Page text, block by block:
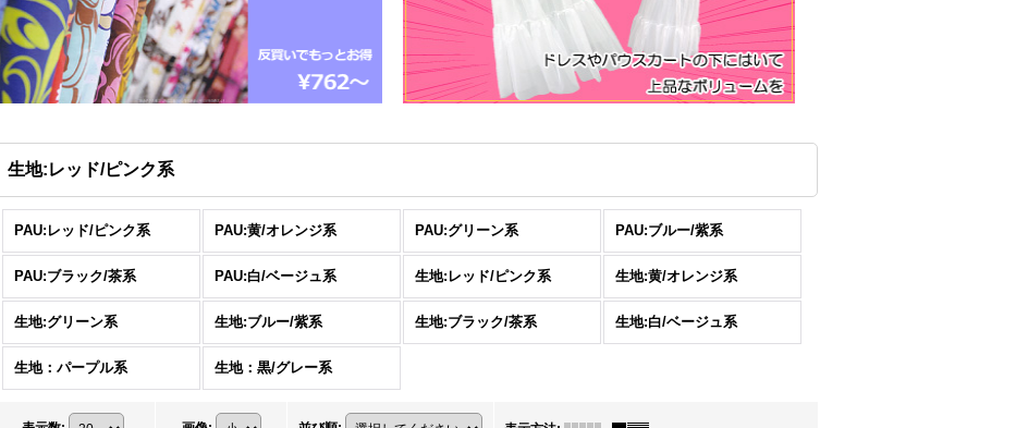
生地:レッド/ピンク系
PAU:レッド/ピンク系 PAU:黄/オレンジ系 PAU:グリーン系 PAU:ブルー/紫系
PAU:ブラック/茶系 PAU:白/ベージュ系 生地:レッド/ピンク系 生地:黄/オレンジ系
生地:グリーン系 生地:ブルー/紫系 生地:ブラック/茶系 生地:白/ベージュ系
生地：パープル系 生地：黒/グレー系